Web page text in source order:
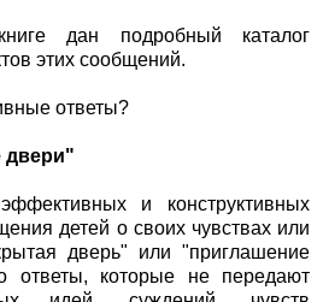
дан подробный каталог
этих сообщений.
ответы?
двери"
и конструктивных
детей о своих чувствах или
дверь" или "приглашение
ответы, которые не передают